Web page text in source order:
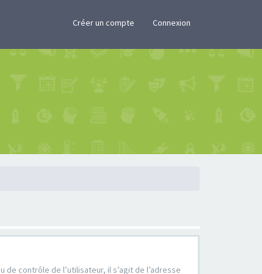
Créer un compte Connexion
contrôle de l’utilisateur, il s’agit de l’adresse